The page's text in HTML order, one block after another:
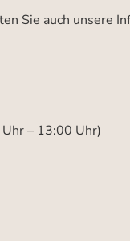
Sie auch unsere
– 13:00 Uhr)